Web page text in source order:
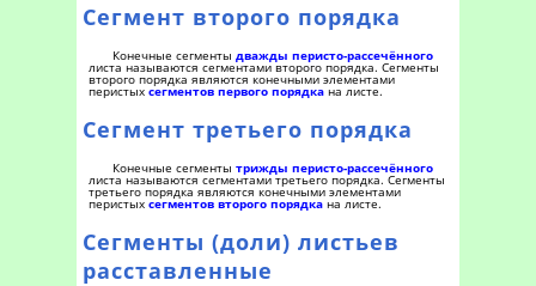
Сегмент второго порядка
Конечные сегменты дважды перисто-рассечённого
листа называются сегментами второго порядка. Сегменты
второго порядка являются конечными элементами
перистых сегментов первого порядка на листе.
Сегмент третьего порядка
Конечные сегменты трижды перисто-рассечённого
листа называются сегментами третьего порядка. Сегменты
третьего порядка являются конечными элементами
перистых сегментов второго порядка на листе.
Сегменты (доли) листьев
расставленные